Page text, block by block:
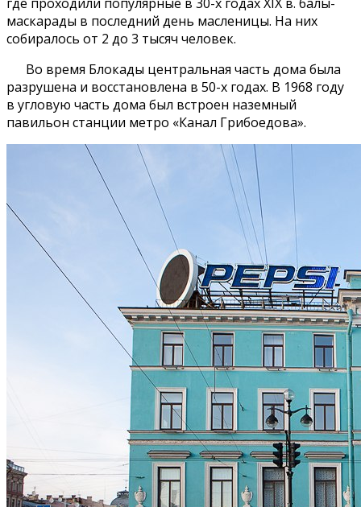
маскарады в последний день масленицы. На них
собиралось от 2 до 3 тысяч человек.
Во время Блокады центральная часть дома была
разрушена и восстановлена в 50-х годах. В 1968 году
в угловую часть дома был встроен наземный
павильон станции метро «Канал Грибоедова».